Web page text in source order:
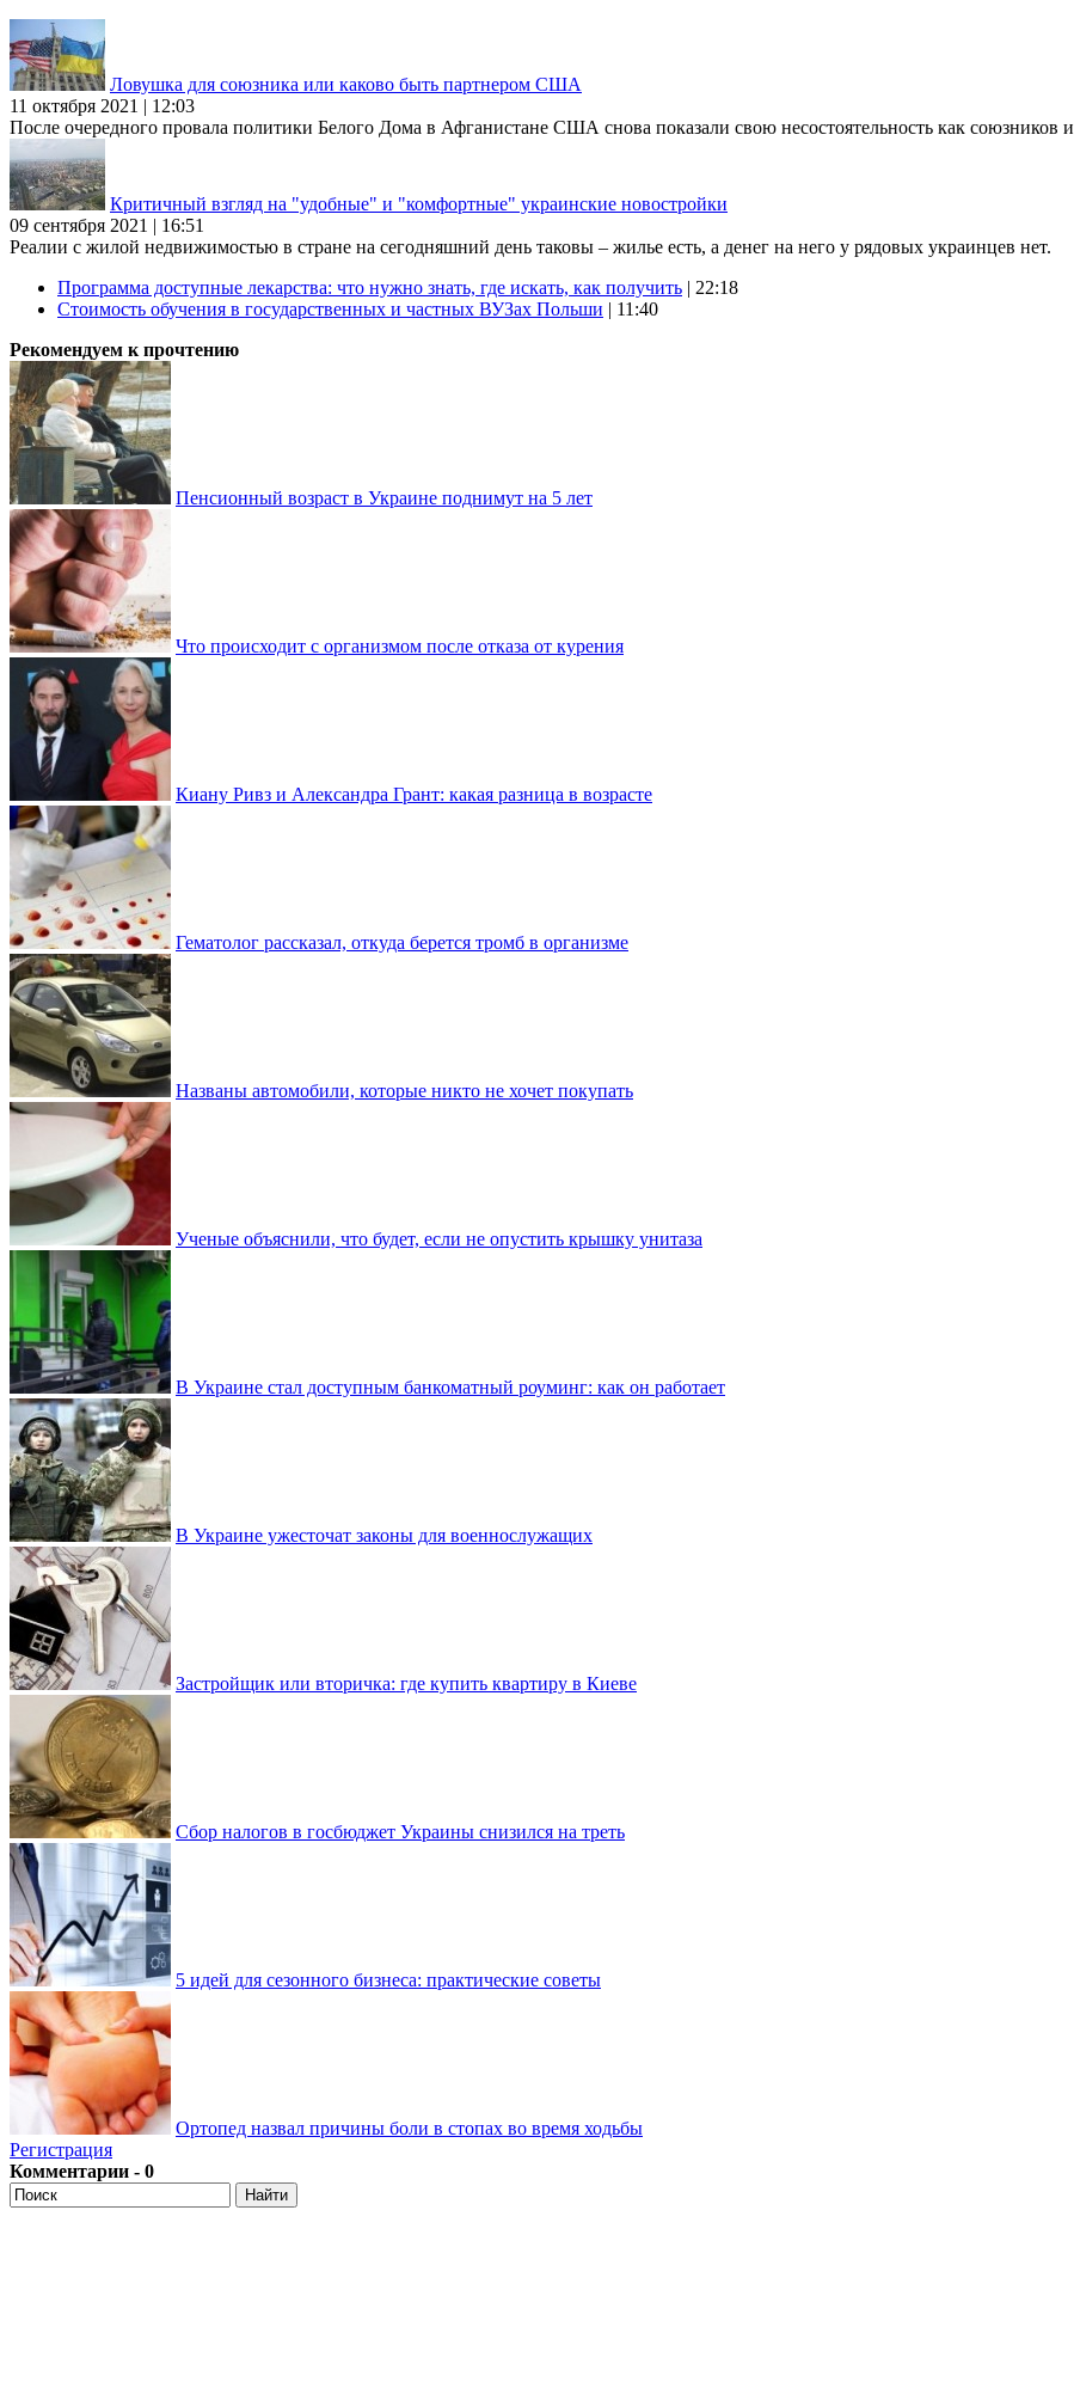
Ловушка для союзника или каково быть партнером США
11 октября 2021 | 12:03
После очередного провала политики Белого Дома в Афганистане США снова показали свою несостоятельность как союзников и
Критичный взгляд на "удобные" и "комфортные" украинские новостройки
09 сентября 2021 | 16:51
Реалии с жилой недвижимостью в стране на сегодняшний день таковы – жилье есть, а денег на него у рядовых украинцев нет.
Программа доступные лекарства: что нужно знать, где искать, как получить | 22:18
Стоимость обучения в государственных и частных ВУЗах Польши | 11:40
Рекомендуем к прочтению
Пенсионный возраст в Украине поднимут на 5 лет
Что происходит с организмом после отказа от курения
Киану Ривз и Александра Грант: какая разница в возрасте
Гематолог рассказал, откуда берется тромб в организме
Названы автомобили, которые никто не хочет покупать
Ученые объяснили, что будет, если не опустить крышку унитаза
В Украине стал доступным банкоматный роуминг: как он работает
В Украине ужесточат законы для военнослужащих
Застройщик или вторичка: где купить квартиру в Киеве
Сбор налогов в госбюджет Украины снизился на треть
5 идей для сезонного бизнеса: практические советы
Ортопед назвал причины боли в стопах во время ходьбы
Регистрация
Комментарии - 0